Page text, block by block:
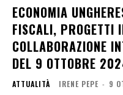
ECONOMIA
FISCALI, PROGETTI
COLLABORAZIONE
DEL 9 OTTOBRE
ATTUALITÀ IRENE PEPE - 9